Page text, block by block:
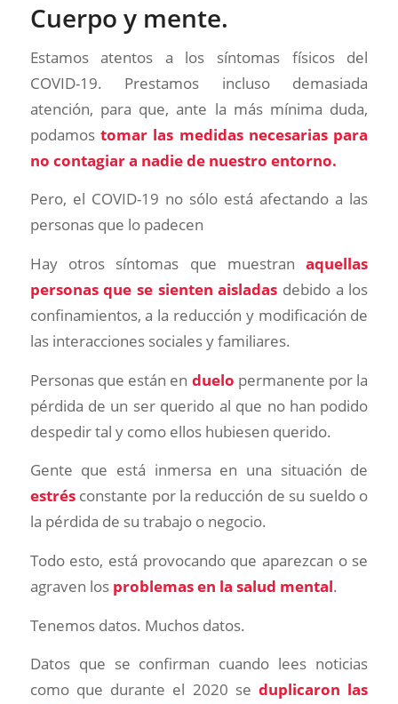
Cuerpo y mente.
Estamos atentos a los síntomas físicos del
COVID-19. Prestamos incluso demasiada
atención, para que, ante la más mínima duda,
podamos tomar las medidas necesarias para
no contagiar a nadie de nuestro entorno.
Pero, el COVID-19 no sólo está afectando a las
personas que lo padecen
Hay otros síntomas que muestranaquellas
personas que se sienten aisladas debido a los
confinamientos, a la reducción y modificación de
las interacciones sociales y familiares.
Personas que están en duelo permanente por la
pérdida de un ser querido al que no han podido
despedir tal y como ellos hubiesen querido.
Gente que está inmersa en una situación de
estrésconstante por la reducción de su sueldo o
la pérdida de su trabajo o negocio.
Todo esto, está provocando que aparezcan o se
agraven losproblemas en la salud mental.
Tenemos datos. Muchos datos.
Datos que se confirman cuando lees noticias
como que durante el 2020 seduplicaron las